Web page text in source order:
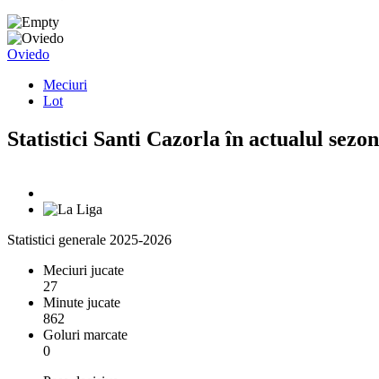
Oviedo
Meciuri
Lot
Statistici Santi Cazorla în actualul sezon
Statistici generale 2025-2026
Meciuri jucate
27
Minute jucate
862
Goluri marcate
0